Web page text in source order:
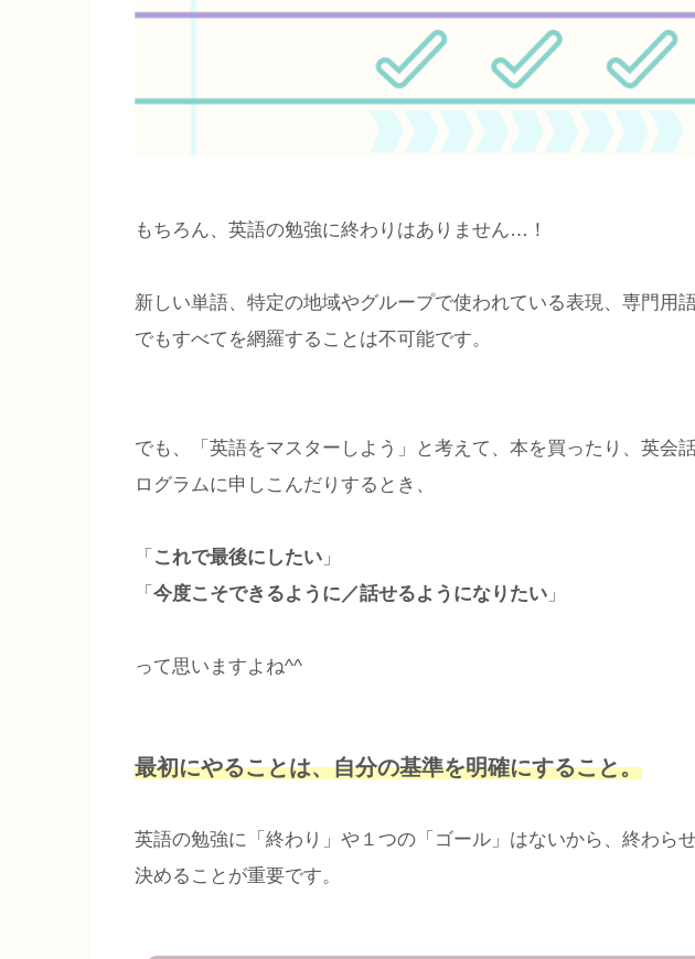
もちろん、英語の勉強に終わりはありません…！
新しい単語、特定の地域やグループで使われている表現、専門用
でもすべてを網羅することは不可能です。
でも、「英語をマスターしよう」と考えて、本を買ったり、英会
ログラムに申しこんだりするとき、
「 これで最後にしたい 」
「 今度こそできるように／話せるようになりたい 」
って思いますよね^^
最初にやることは、自分の基準を明確にすること。
英語の勉強に「終わり」や１つの「ゴール」はないから、終わら
決めることが重要です。